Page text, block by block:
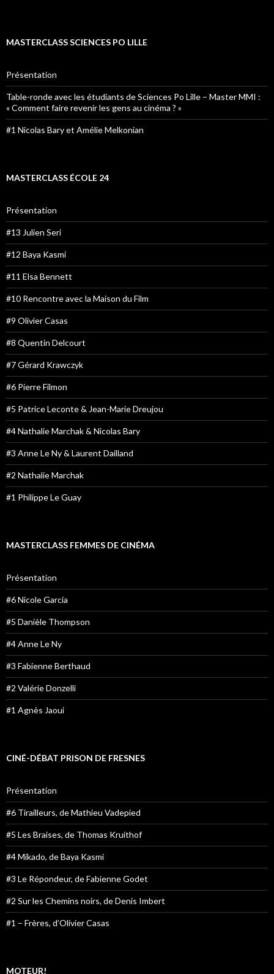
MASTERCLASS SCIENCES PO LILLE
Présentation
Table-ronde avec les étudiants de Sciences Po Lille – Master MMI :
« Comment faire revenir les gens au cinéma ? »
#1 Nicolas Bary et Amélie Melkonian
MASTERCLASS ÉCOLE 24
Présentation
#13 Julien Seri
#12 Baya Kasmi
#11 Elsa Bennett
#10 Rencontre avec la Maison du Film
#9 Olivier Casas
#8 Quentin Delcourt
#7 Gérard Krawczyk
#6 Pierre Filmon
#5 Patrice Leconte & Jean-Marie Dreujou
#4 Nathalie Marchak & Nicolas Bary
#3 Anne Le Ny & Laurent Dailland
#2 Nathalie Marchak
#1 Philippe Le Guay
MASTERCLASS FEMMES DE CINÉMA
Présentation
#6 Nicole Garcia
#5 Danièle Thompson
#4 Anne Le Ny
#3 Fabienne Berthaud
#2 Valérie Donzelli
#1 Agnès Jaoui
CINÉ-DÉBAT PRISON DE FRESNES
Présentation
#6 Tirailleurs, de Mathieu Vadepied
#5 Les Braises, de Thomas Kruithof
#4 Mikado, de Baya Kasmi
#3 Le Répondeur, de Fabienne Godet
#2 Sur les Chemins noirs, de Denis Imbert
#1 – Frères, d’Olivier Casas
MOTEUR!